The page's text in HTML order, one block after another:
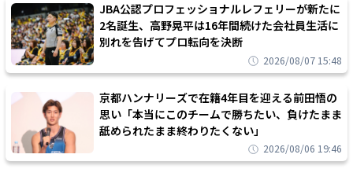
JBA公認プロフェッショナルレフェリーが新たに
2名誕生、高野晃平は16年間続けた会社員生活に
別れを告げてプロ転向を決断
2026/08/07 15:48
京都ハンナリーズで在籍4年目を迎える前田悟の
思い「本当にこのチームで勝ちたい、負けたまま
舐められたまま終わりたくない」
2026/08/06 19:46